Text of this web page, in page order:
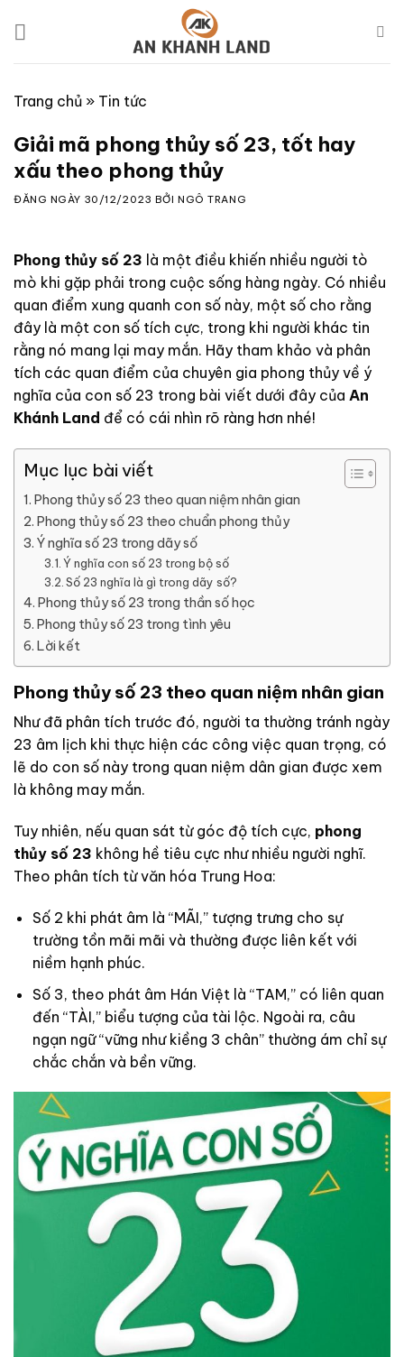
Trang chủ » Tin tức
Giải mã phong thủy số 23, tốt hay
xấu theo phong thủy
ĐĂNG NGÀY 30/12/2023 BỞINGÔ TRANG
Phong thủy số 23 là một điều khiến nhiều người tò
mò khi gặp phải trong cuộc sống hàng ngày. Có nhiều
quan điểm xung quanh con số này, một số cho rằng
đây là một con số tích cực, trong khi người khác tin
rằng nó mang lại may mắn. Hãy tham khảo và phân
tích các quan điểm của chuyên gia phong thủy về ý
nghĩa của con số 23 trong bài viết dưới đây của An
Khánh Land để có cái nhìn rõ ràng hơn nhé!
Mục lục bài viết
Phong thủy số 23 theo quan niệm nhân gian
Phong thủy số 23 theo chuẩn phong thủy
Ý nghĩa số 23 trong dãy số
Ý nghĩa con số 23 trong bộ số
Số 23 nghĩa là gì trong dãy số?
Phong thủy số 23 trong thần số học
Phong thủy số 23 trong tình yêu
Lời kết
Phong thủy số 23 theo quan niệm nhân gian
Như đã phân tích trước đó, người ta thường tránh ngày
23 âm lịch khi thực hiện các công việc quan trọng, có
lẽ do con số này trong quan niệm dân gian được xem
là không may mắn.
Tuy nhiên, nếu quan sát từ góc độ tích cực, phong
thủy số 23 không hề tiêu cực như nhiều người nghĩ.
Theo phân tích từ văn hóa Trung Hoa:
Số 2 khi phát âm là “MÃI,” tượng trưng cho sự
trường tồn mãi mãi và thường được liên kết với
niềm hạnh phúc.
Số 3, theo phát âm Hán Việt là “TAM,” có liên quan
đến “TÀI,” biểu tượng của tài lộc. Ngoài ra, câu
ngạn ngữ “vững như kiềng 3 chân” thường ám chỉ sự
chắc chắn và bền vững.